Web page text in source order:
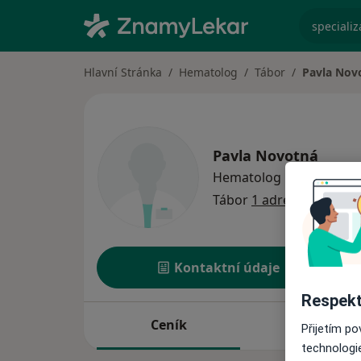
Hlavní Stránka Hematolog Tábor Pavla
Pavla Novotná
Hematolog Víceo
Tábor 1 adresa
Kontaktní údaje
Ceník Adresy
Přijetím